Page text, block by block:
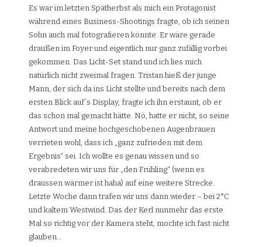
Es war im letzten Spätherbst als mich ein Protagonist
während eines Business-Shootings fragte, ob ich seinen
Sohn auch mal fotografieren könnte. Er wäre gerade
draußen im Foyer und eigentlich nur ganz zufällig vorbei
gekommen. Das Licht-Set stand und ich lies mich
natürlich nicht zweimal fragen. Tristan hieß der junge
Mann, der sich da ins Licht stellte und bereits nach dem
ersten Blick auf´s Display, fragte ich ihn erstaunt, ob er
das schon mal gemacht hätte. Nö, hatte er nicht, so seine
Antwort und meine hochgeschobenen Augenbrauen
verrieten wohl, dass ich „ganz zufrieden mit dem
Ergebnis“ sei. Ich wollte es genau wissen und so
verabredeten wir uns für „den Frühling“ (wenn es
draussen wärmer ist haha) auf eine weitere Strecke.
Letzte Woche dann trafen wir uns dann wieder – bei 2°C
und kaltem Westwind. Das der Kerl nunmehr das erste
Mal so richtig vor der Kamera steht, mochte ich fast nicht
glauben…